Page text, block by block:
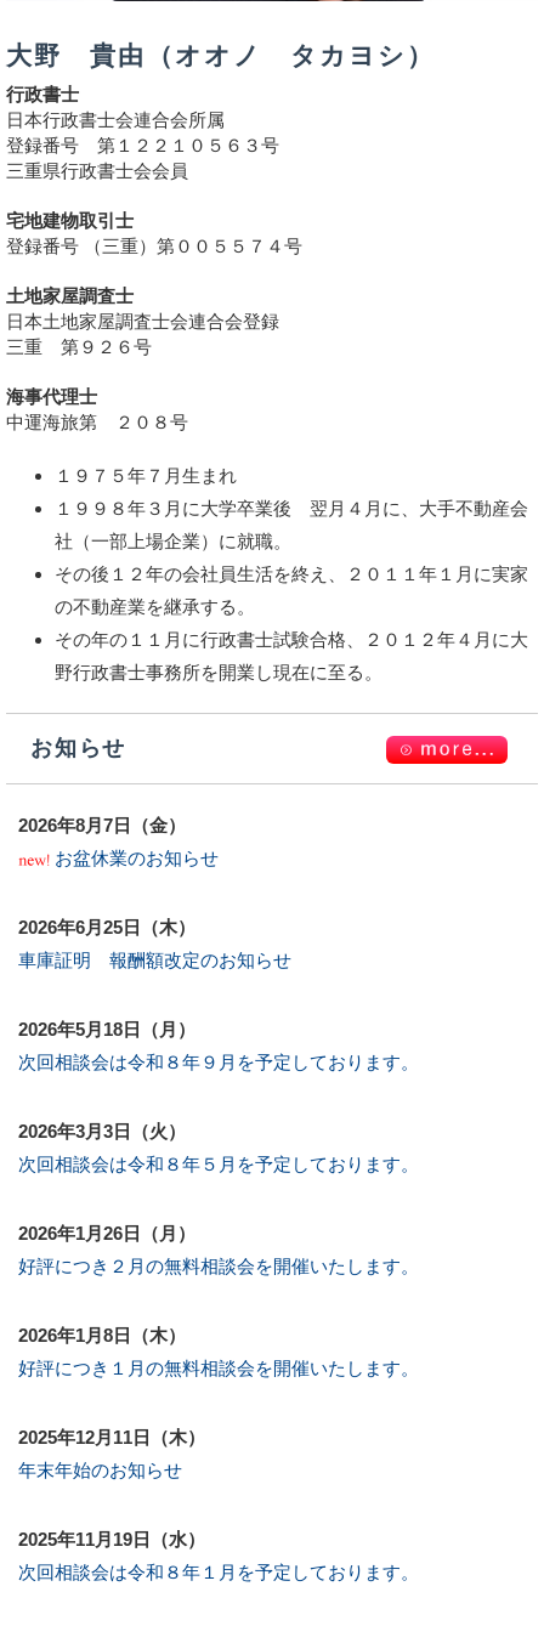
大野 貴由（オオノ タカヨシ）
行政書士
日本行政書士会連合会所属
登録番号 第１２２１０５６３号
三重県行政書士会会員
宅地建物取引士
登録番号 （三重）第００５５７４号
土地家屋調査士
日本土地家屋調査士会連合会登録
三重 第９２６号
海事代理士
中運海旅第 ２０８号
１９７５年７月生まれ
１９９８年３月に大学卒業後 翌月４月に、大手不動産会
社（一部上場企業）に就職。
その後１２年の会社員生活を終え、２０１１年１月に実家
の不動産業を継承する。
その年の１１月に行政書士試験合格、２０１２年４月に大
野行政書士事務所を開業し現在に至る。
お知らせ
2026年8月7日（金）
お盆休業のお知らせ
2026年6月25日（木）
車庫証明 報酬額改定のお知らせ
2026年5月18日（月）
次回相談会は令和８年９月を予定しております。
2026年3月3日（火）
次回相談会は令和８年５月を予定しております。
2026年1月26日（月）
好評につき２月の無料相談会を開催いたします。
2026年1月8日（木）
好評につき１月の無料相談会を開催いたします。
2025年12月11日（木）
年末年始のお知らせ
2025年11月19日（水）
次回相談会は令和８年１月を予定しております。